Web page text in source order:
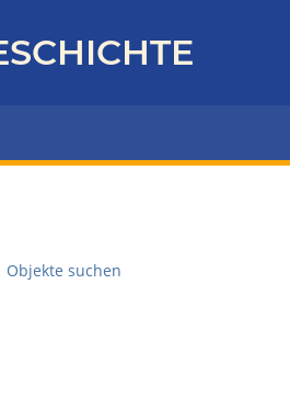
Objekte suchen